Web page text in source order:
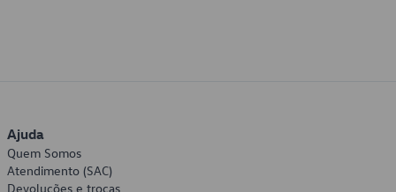
Ajuda
Quem Somos
Atendimento (SAC)
Devoluções e trocas